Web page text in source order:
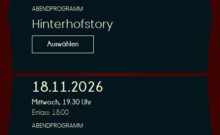
r
v
ABENDPROGRAMM
Hinterhofstory
Auswählen
18.11.2026
Mittwoch, 19:30 Uhr
Einlass: 18:00
ABENDPROGRAMM